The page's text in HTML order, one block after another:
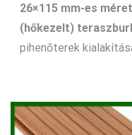
26×115 mm-es
(hőkezelt)
pihenőterek